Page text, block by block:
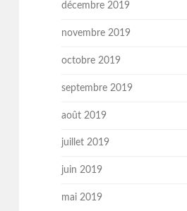
décembre 2019
novembre 2019
octobre 2019
septembre 2019
août 2019
juillet 2019
juin 2019
mai 2019